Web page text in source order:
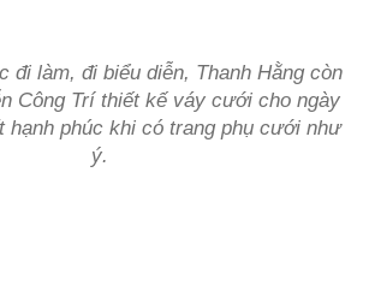
đi làm, đi biểu diễn, Thanh Hằng còn
Công Trí thiết kế váy cưới cho ngày
hạnh phúc khi có trang phụ cưới như
ý.